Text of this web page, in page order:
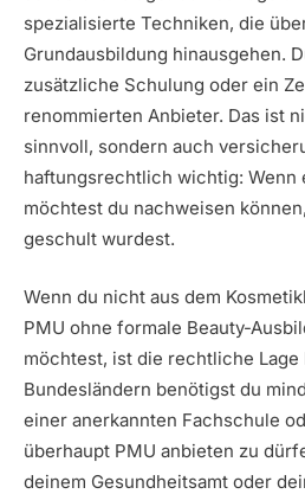
spezialisierte Techniken, die
Grundausbildung hinausgehen.
zusätzliche Schulung oder ein
renommierten Anbieter. Das ist
sinnvoll, sondern auch
haftungsrechtlich wichtig: Wenn
möchtest du nachweisen
geschult wurdest.
Wenn du nicht aus dem
PMU ohne formale Beauty-
möchtest, ist die rechtliche Lage
Bundesländern benötigst du
einer anerkannten Fachschule
überhaupt PMU anbieten zu
deinem Gesundheitsamt oder